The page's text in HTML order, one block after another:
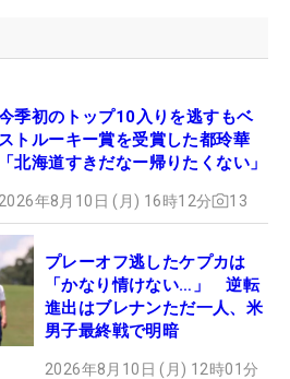
季初のトップ10入りを逃すもベ
ストルーキー賞を受賞した都玲華
「北海道すきだなー帰りたくない」
2026年8月10日 (月) 16時12分 13
プレーオフ逃したケプカは
「かなり情けない…」 逆転
進出はブレナンただ一人、米
男子最終戦で明暗
2026年8月10日 (月) 12時01分